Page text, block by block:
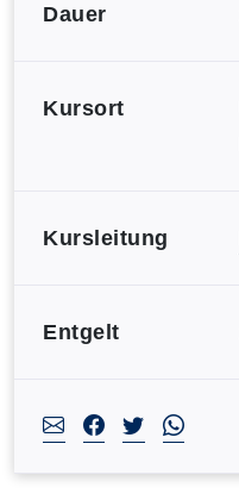
Dauer
Kursort
Kursleitung
Entgelt